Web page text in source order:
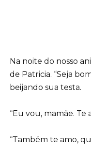
Na noite do nosso
de Patricia. “Seja
beijando sua testa.
“Eu vou, mamãe. Te
“Também te amo,